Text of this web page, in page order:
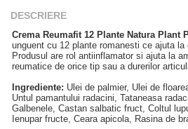
DESCRIERE
Crema Reumafit 12 Plante Natura Plant
unguent cu 12 plante romanesti ce ajuta
Produsul are rol antiinflamator si ajuta la
reumatice de orice tip sau a durerilor
Ingrediente: Ulei de palmier, Ulei de
Untul pamantului radacini, Tataneasa
Galbenele, Castan salbatic fruct, Coltul
Ienupar fructe, Ceara apicola, Rasina de